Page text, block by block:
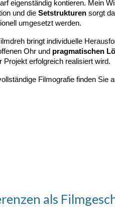
eigenständig kontieren. Mein
und die Setstrukturensorgt
umgesetzt werden.
bringt individuelle
Ohr und pragmatischen
Projekt erfolgreich realisiert wird.
Filmografie finden Sie
als